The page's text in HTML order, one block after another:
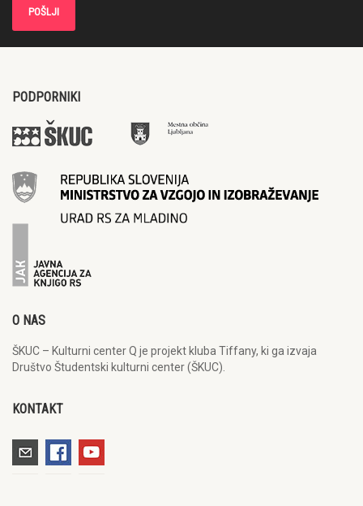
PODPORNIKI
O NAS
ŠKUC – Kulturni center Q je projekt kluba Tiffany, ki ga izvaja
Društvo Študentski kulturni center (ŠKUC).
KONTAKT